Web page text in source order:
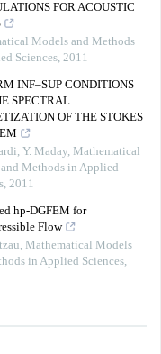
FOR ACOUSTIC
Models and Methods
Sciences, 2011
INF–SUP CONDITIONS
SPECTRAL
OF THE STOKES
Y. Maday, Mathematical
Methods in Applied
, 2011
hp-DGFEM for
Flow
, Mathematical Models
in Applied Sciences,